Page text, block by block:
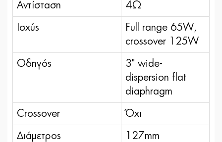
Αντίσταση 4Ω
Ισχύς
Full range 65W,
crossover 125W
Οδηγός
3" wide-
dispersion flat
diaphragm
Crossover Όχι
Διάμετρος 127mm